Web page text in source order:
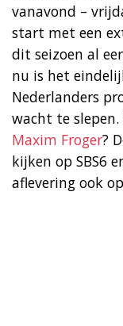
vanavond –
start met een
dit seizoen al
nu is het
Nederlanders
wacht te
Maxim Froger?
kijken op SBS6
aflevering ook